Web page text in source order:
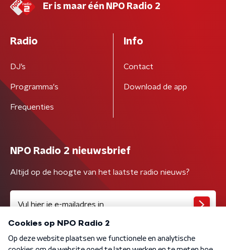
Er is maar één NPO Radio 2
Radio
DJ’s
Programma's
Frequenties
Info
Contact
Download de app
NPO Radio 2 nieuwsbrief
Altijd op de hoogte van het laatste radio nieuws?